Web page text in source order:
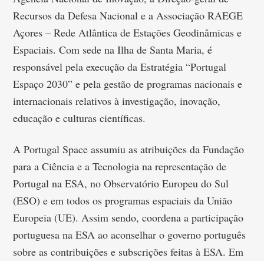
Recursos da Defesa Nacional e a Associação RAEGE
Açores – Rede Atlântica de Estações Geodinâmicas e
Espaciais. Com sede na Ilha de Santa Maria, é
responsável pela execução da Estratégia “Portugal
Espaço 2030” e pela gestão de programas nacionais e
internacionais relativos à investigação, inovação,
educação e culturas científicas.
A Portugal Space assumiu as atribuições da Fundação
para a Ciência e a Tecnologia na representação de
Portugal na ESA, no Observatório Europeu do Sul
(ESO) e em todos os programas espaciais da União
Europeia (UE). Assim sendo, coordena a participação
portuguesa na ESA ao aconselhar o governo português
sobre as contribuições e subscrições feitas à ESA. Em